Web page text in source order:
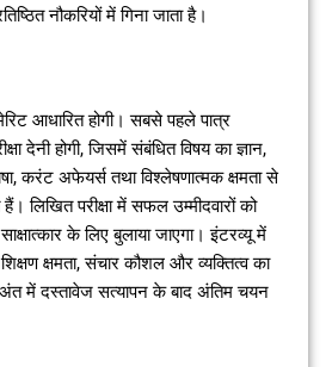
नौकरियों में गिना जाता है।
आधारित होगी। सबसे पहले पात्र
देनी होगी, जिसमें संबंधित विषय का ज्ञान,
करंट अफेयर्स तथा विश्लेषणात्मक क्षमता से
लिखित परीक्षा में सफल उम्मीदवारों को
के लिए बुलाया जाएगा। इंटरव्यू में
शिक्षण क्षमता, संचार कौशल और व्यक्तित्व का
में दस्तावेज सत्यापन के बाद अंतिम चयन